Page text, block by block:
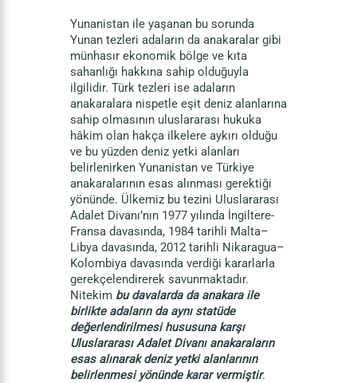
Yunanistan ile yaşanan bu sorunda
Yunan tezleri adaların da anakaralar gibi
münhasır ekonomik bölge ve kıta
sahanlığı hakkına sahip olduğuyla
ilgilidir. Türk tezleri ise adaların
anakaralara nispetle eşit deniz alanlarına
sahip olmasının uluslararası hukuka
hâkim olan hakça ilkelere aykırı olduğu
ve bu yüzden deniz yetki alanları
belirlenirken Yunanistan ve Türkiye
anakaralarının esas alınması gerektiği
yönünde. Ülkemiz bu tezini Uluslararası
Adalet Divanı’nın 1977 yılında İngiltere-
Fransa davasında, 1984 tarihli Malta–
Libya davasında, 2012 tarihli Nikaragua–
Kolombiya davasında verdiği kararlarla
gerekçelendirerek savunmaktadır.
Nitekim bu davalarda da anakara ile
birlikte adaların da aynı statüde
değerlendirilmesi hususuna karşı
Uluslararası Adalet Divanı anakaraların
esas alınarak deniz yetki alanlarının
belirlenmesi yönünde karar vermiştir.